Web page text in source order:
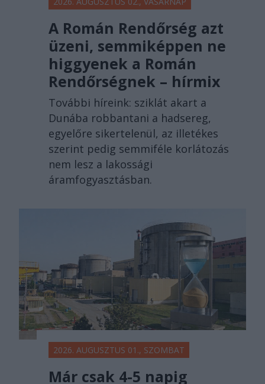
A Román Rendőrség azt
üzeni, semmiképpen ne
higgyenek a Román
Rendőrségnek – hírmix
További híreink: sziklát akart a
Dunába robbantani a hadsereg,
egyelőre sikertelenül, az illetékes
szerint pedig semmiféle korlátozás
nem lesz a lakossági
áramfogyasztásban.
2026. AUGUSZTUS 01., SZOMBAT
Már csak 4-5 napig